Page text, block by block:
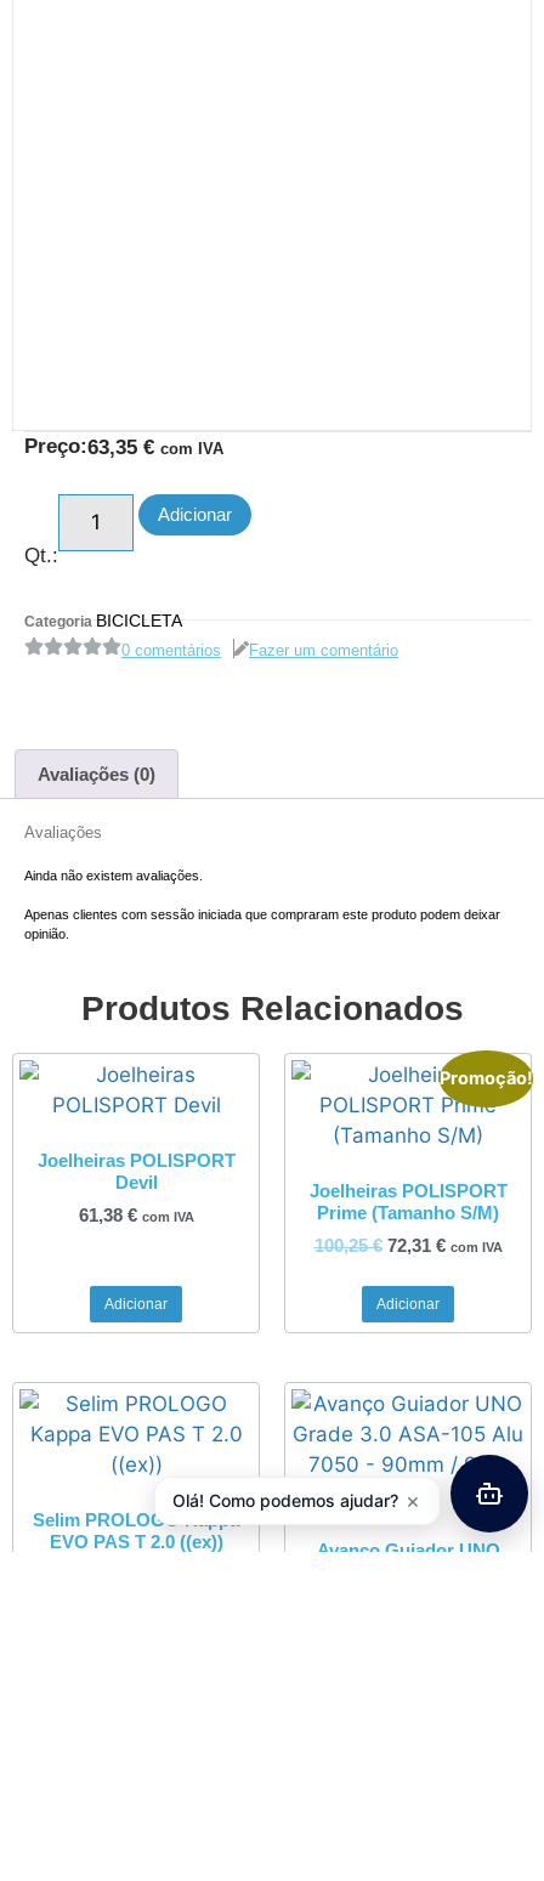
Preço:63,35 € com IVA
Qt.:
Adicionar
Categoria BICICLETA
0 comentários Fazer um comentário
Avaliações (0)
Avaliações
Ainda não existem avaliações.
Apenas clientes com sessão iniciada que compraram este produto podem deixar
opinião.
Produtos Relacionados
Joelheiras POLISPORT
Devil
61,38 € com IVA
Adicionar
Promoção!
Joelheiras POLISPORT
Prime (Tamanho S/M)
100,25€ 72,31 € com IVA
Adicionar
Selim PROLOGO Kappa
EVO PAS T 2.0 ((ex))
Avanço Guiador UNO
Olá! Como podemos ajudar? ×